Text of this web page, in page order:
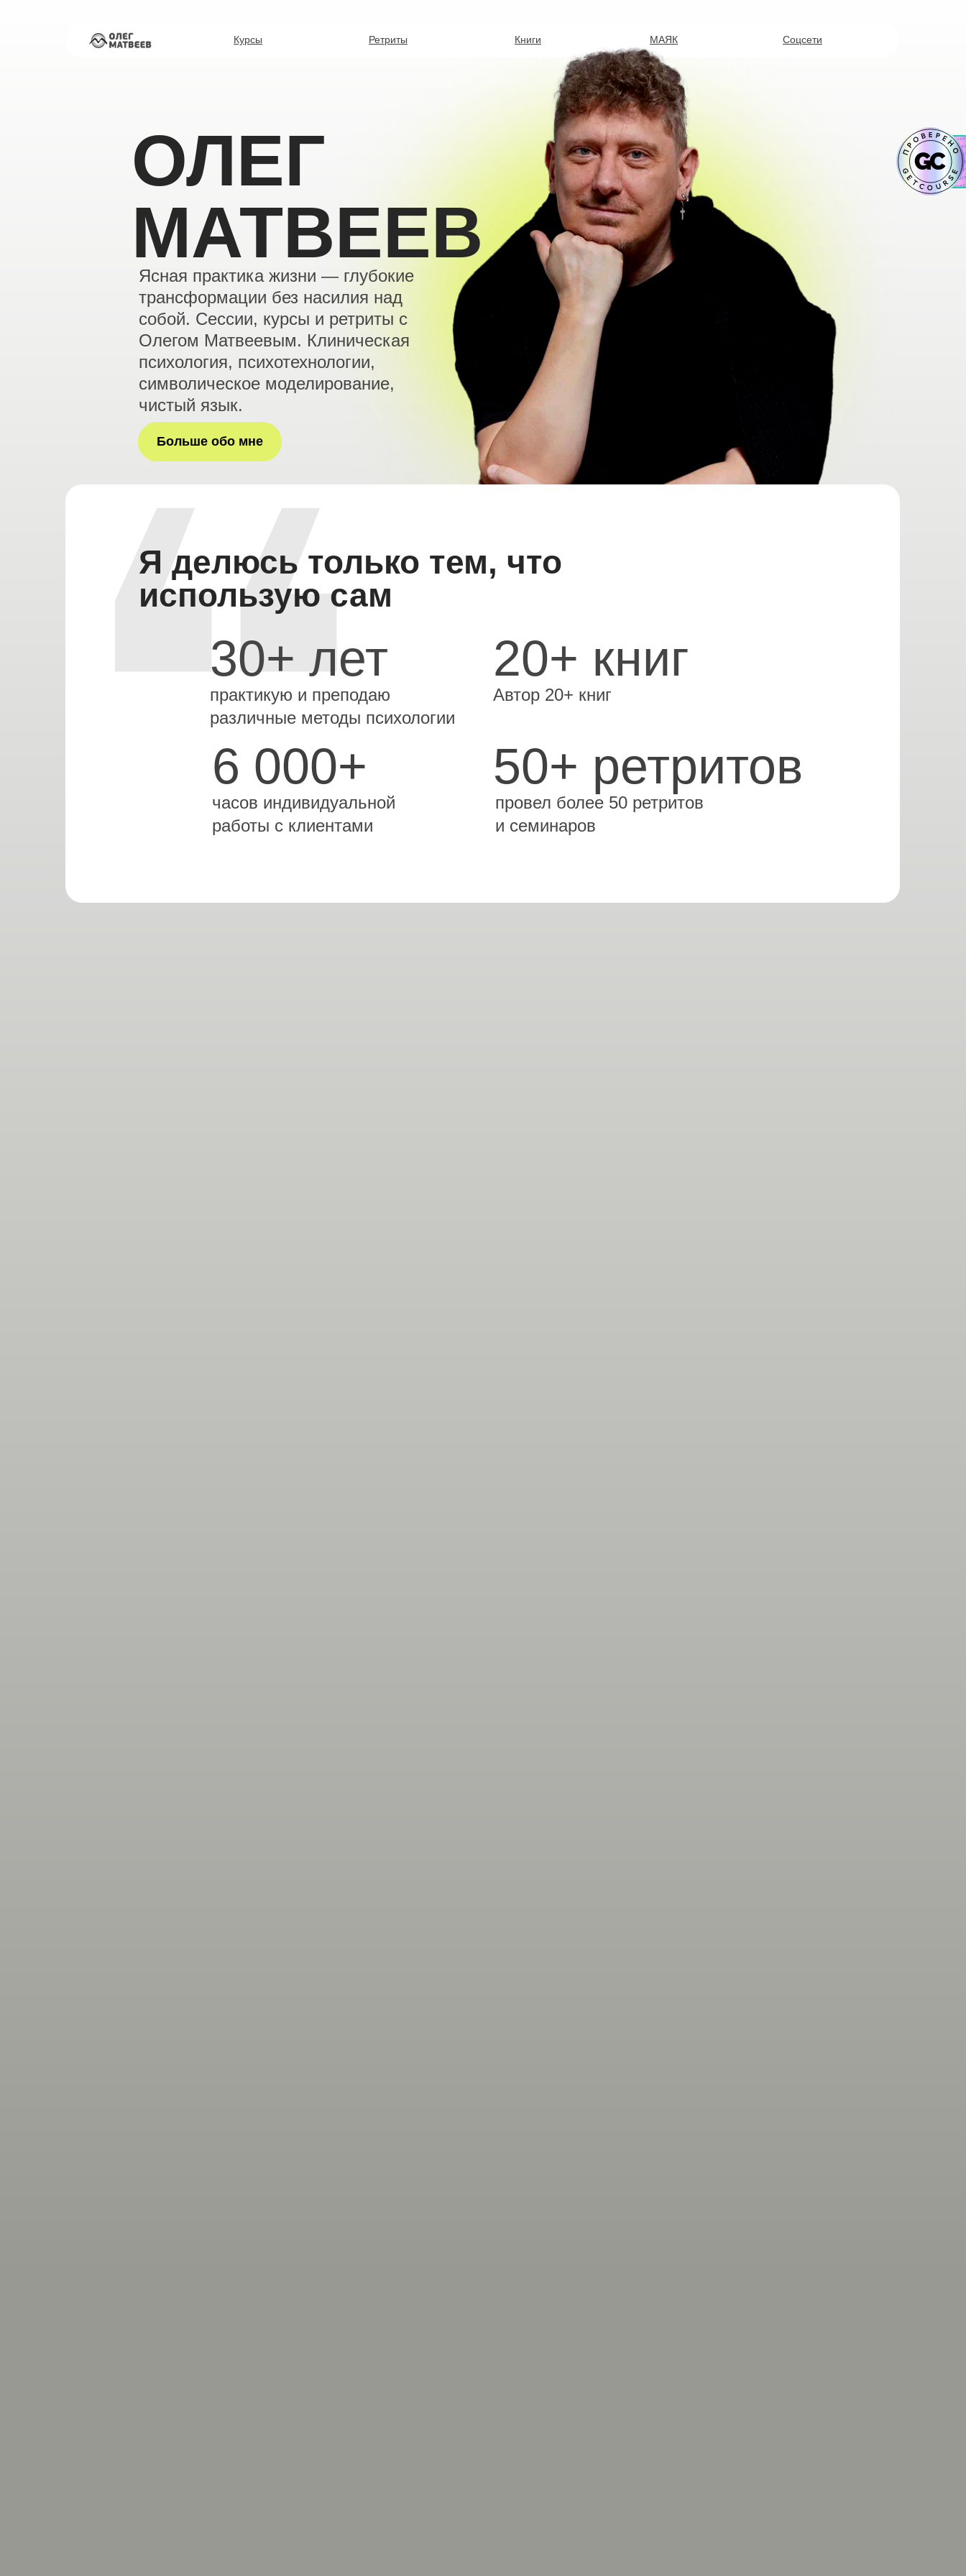
Курсы Ретриты
Больше обо мне
ОЛЕГ
МАТВЕЕВ
Ясная практика жизни — глубокие
трансформации без насилия над
собой. Сессии, курсы и ретриты с
Олегом Матвеевым. Клиническая
психология, психотехнологии,
символическое моделирование,
чистый язык.
провел более 50 ретритов
и семинаров
часов индивидуальной
работы с клиентами
Автор 20+ книг
практикую и преподаю
различные методы психологии
50+ ретритов
20+ книг
6 000+
30+ лет
Я делюсь только тем, что
использую сам
МАЯК
Книги Соцсети